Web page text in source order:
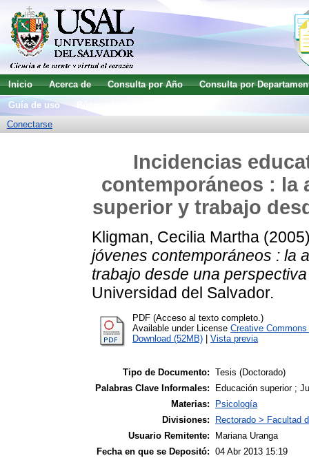
Inicio Acerca de Consulta por Año
Consulta por
Guía de uso
Conectarse
Incidencias
contemporáneos : la
superior y trabajo
Kligman, Cecilia Martha
jóvenes contemporáneos : la
trabajo desde una
Universidad del Salvador.
PDF (Acceso al texto completo.)
Available under License Creative
Download (52MB)
Vista previa
Tipo de Documento: Tesis (Doctorado)
Palabras Clave Informales:
Educación superior ;
Materias:
Psicología
Divisiones:
Rectorado > Facultad
Usuario Remitente:
Mariana Uranga
Fecha en que se Depositó: 04 Abr 2013 15:19